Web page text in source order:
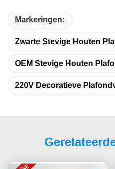
Markeringen:
Zwarte Stevige Houten
OEM Stevige Houten
220V Decoratieve